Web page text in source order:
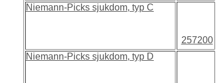
Niemann-Picks sjukdom, typ C
257200
Niemann-Picks sjukdom, typ D